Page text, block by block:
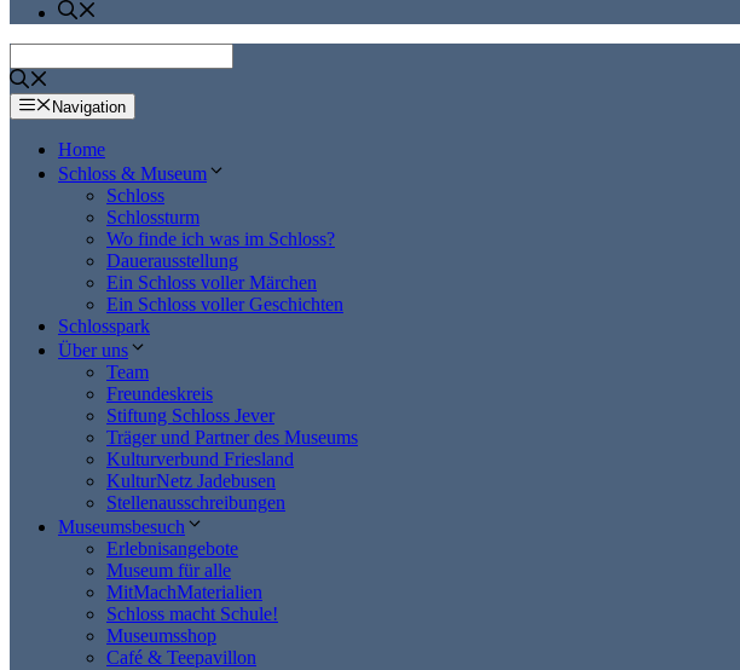
Navigation
Home
Schloss & Museum
Schloss
Schlossturm
Wo finde ich was im Schloss?
Dauerausstellung
Ein Schloss voller Märchen
Ein Schloss voller Geschichten
Schlosspark
Über uns
Team
Freundeskreis
Stiftung Schloss Jever
Träger und Partner des Museums
Kulturverbund Friesland
KulturNetz Jadebusen
Stellenausschreibungen
Museumsbesuch
Erlebnisangebote
Museum für alle
MitMachMaterialien
Schloss macht Schule!
Museumsshop
Café & Teepavillon